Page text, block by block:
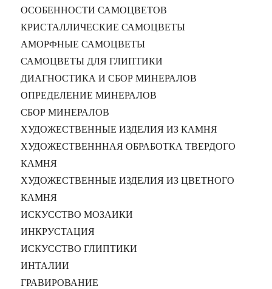
ОСОБЕННОСТИ САМОЦВЕТОВ
КРИСТАЛЛИЧЕСКИЕ САМОЦВЕТЫ
АМОРФНЫЕ САМОЦВЕТЫ
САМОЦВЕТЫ ДЛЯ ГЛИПТИКИ
ДИАГНОСТИКА И СБОР МИНЕРАЛОВ
ОПРЕДЕЛЕНИЕ МИНЕРАЛОВ
СБОР МИНЕРАЛОВ
ХУДОЖЕСТВЕННЫЕ ИЗДЕЛИЯ ИЗ КАМНЯ
ХУДОЖЕСТВЕНННАЯ ОБРАБОТКА ТВЕРДОГО
КАМНЯ
ХУДОЖЕСТВЕННЫЕ ИЗДЕЛИЯ ИЗ ЦВЕТНОГО
КАМНЯ
ИСКУССТВО МОЗАИКИ
ИНКРУСТАЦИЯ
ИСКУССТВО ГЛИПТИКИ
ИНТАЛИИ
ГРАВИРОВАНИЕ